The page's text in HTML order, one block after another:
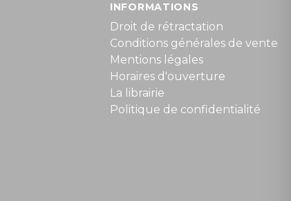
INFORMATIONS
Droit de rétractation
Conditions générales de vente
Mentions légales
Horaires d'ouverture
La librairie
Politique de confidentialité